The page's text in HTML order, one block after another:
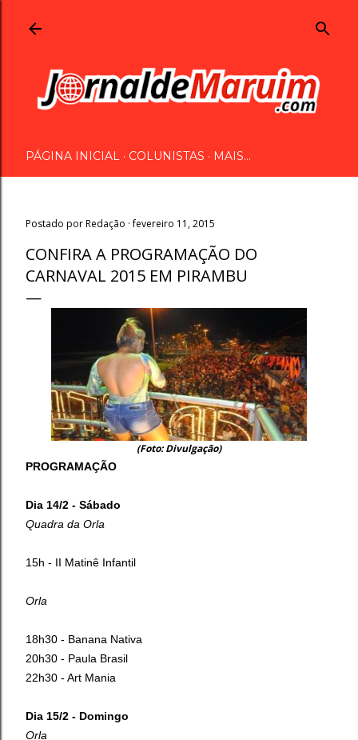
PÁGINA INICIAL COLUNISTAS MAIS…
Postado porRedação fevereiro 11, 2015
CONFIRA A PROGRAMAÇÃO DO
CARNAVAL 2015 EM PIRAMBU
(Foto: Divulgação)
PROGRAMAÇÃO
Dia 14/2 - Sábado
Quadra da Orla
15h - II Matinê Infantil
Orla
18h30 - Banana Nativa
20h30 - Paula Brasil
22h30 - Art Mania
Dia 15/2 - Domingo
Orla